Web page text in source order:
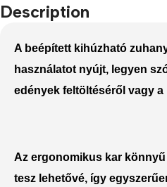
Description
A beépített kihúzható
használatot nyújt, legyen
edények feltöltéséről vagy
Az ergonomikus kar
tesz lehetővé, így